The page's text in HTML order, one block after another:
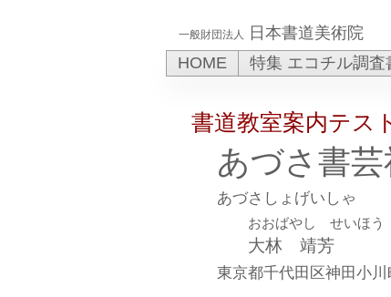
一般財団法人
日本書道美術院
HOME
特集 エコチル調査
あづさ書芸
あづさしょげいしゃ
書道教室案内テス
おおばやし せいほう
大林 靖芳
東京都千代田区神田小